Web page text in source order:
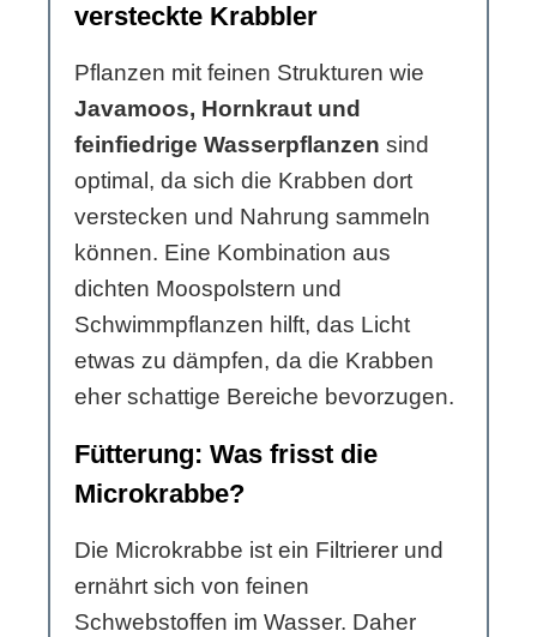
versteckte Krabbler
Pflanzen mit feinen Strukturen wie
Javamoos, Hornkraut und
feinfiedrige Wasserpflanzen sind
optimal, da sich die Krabben dort
verstecken und Nahrung sammeln
können. Eine Kombination aus
dichten Moospolstern und
Schwimmpflanzen hilft, das Licht
etwas zu dämpfen, da die Krabben
eher schattige Bereiche bevorzugen.
Fütterung: Was frisst die
Microkrabbe?
Die Microkrabbe ist ein Filtrierer und
ernährt sich von feinen
Schwebstoffen im Wasser. Daher